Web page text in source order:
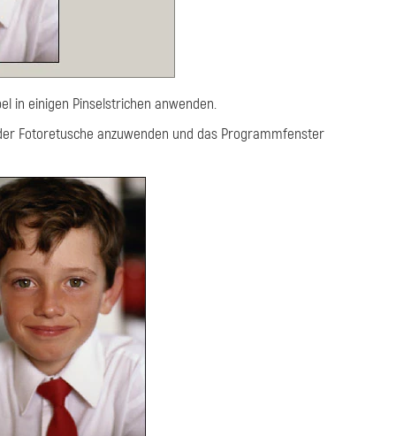
in einigen Pinselstrichen anwenden.
Fotoretusche anzuwenden und das Programmfenster